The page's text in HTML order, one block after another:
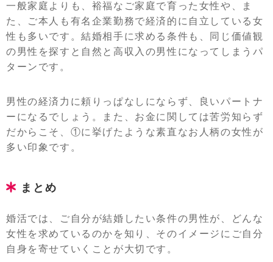
一般家庭よりも、裕福なご家庭で育った女性や、ま
た、ご本人も有名企業勤務で経済的に自立している女
性も多いです。結婚相手に求める条件も、同じ価値観
の男性を探すと自然と高収入の男性になってしまうパ
ターンです。
男性の経済力に頼りっぱなしにならず、良いパートナ
ーになるでしょう。また、お金に関しては苦労知らず
だからこそ、①に挙げたような素直なお人柄の女性が
多い印象です。
まとめ
婚活では、ご自分が結婚したい条件の男性が、どんな
女性を求めているのかを知り、そのイメージにご自分
自身を寄せていくことが大切です。